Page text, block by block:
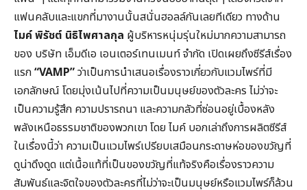
แฟนคลับและแขกที่มางานนั้นสนั่นฮอลล์กันเลยทีเดียว ทางด้าน
ไมค์ พิรัชต์ นิธิไพศาลกุล ผู้บริหารหนุ่มรุ่นใหม่มากความสามารถ
ของ บริษัท เอ็มดีเอ เอนเตอร์เทนเมนท์ จำกัด เปิดเผยถึงซีรีส์เรื่อง
แรก“VAMP”ว่าเป็นการนำเสนอเรื่องราวเกี่ยวกับแวมไพร์ที่มี
เอกลักษณ์ โดยมุ่งเน้นไปที่ความเป็นมนุษย์ของตัวละคร ไม่ว่าจะ
เป็นความรู้สึก ความปรารถนา และความกลัวที่ซ่อนอยู่เบื้องหลัง
พลังเหนือธรรมชาติของพวกเขา โดย ไมค์ บอกเล่าถึงการผลิตซีรีส์
ในเรื่องนี้ว่า ความเป็นแวมไพร์เปรียบเสมือนกระดาษห่อของขวัญที่
ดูน่าดึงดูด แต่เนื้อแท้ที่เป็นของขวัญที่แท้จริงคือเรื่องราวความ
สัมพันธ์และจิตใจของตัวละครที่ไม่ว่าจะเป็นมนุษย์หรือแวมไพร์ก็ล้วน